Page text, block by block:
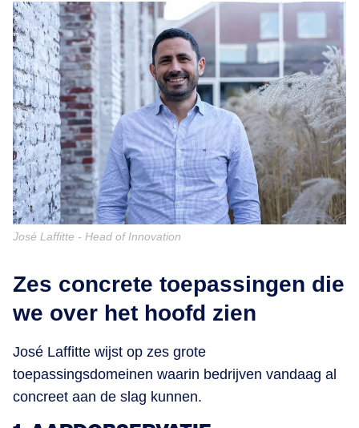
José Laffitte - Head of Innovation
Zes concrete toepassingen die
we over het hoofd zien
José Laffitte wijst op zes grote
toepassingsdomeinen waarin bedrijven vandaag al
concreet aan de slag kunnen.